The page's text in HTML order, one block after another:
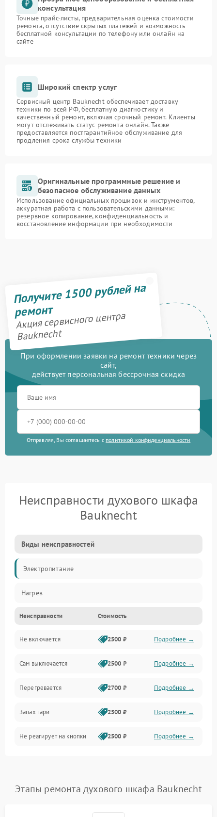
консультация
Точные прайс-листы, предварительная оценка стоимости
ремонта, отсутствие скрытых платежей и возможность
бесплатной консультации по телефону или онлайн на
сайте
Широкий спектр услуг
Сервисный центр Bauknecht обеспечивает доставку
техники по всей РФ, бесплатную диагностику и
качественный ремонт, включая срочный ремонт. Клиенты
могут отслеживать статус ремонта онлайн. Также
предоставляется постгарантийное обслуживание для
продления срока службы техники
Оригинальные программные решение и
безопасное обслуживание данных
Использование официальных прошивок и инструментов,
аккуратная работа с пользовательскими данными:
резервное копирование, конфиденциальность и
восстановление информации при необходимости
Получите 1500 рублей на
ремонт
Акция сервисного центра
Bauknecht
При оформлении заявки на ремонт техники через
сайт,
действует персональная бессрочная скидка
Отправляя, Вы соглашаетесь с политикой конфиденциальности
Неисправности духового шкафа
Bauknecht
Виды неисправностей
Электропитание
Нагрев
Неисправности Стоимость
Не включается 2500 ₽ Подробнее →
Сам выключается 2500 ₽ Подробнее →
Перегревается 2700 ₽ Подробнее →
Запах гари 2500 ₽ Подробнее →
Не реагирует на кнопки 2500 ₽ Подробнее →
Этапы ремонта духового шкафа Bauknecht